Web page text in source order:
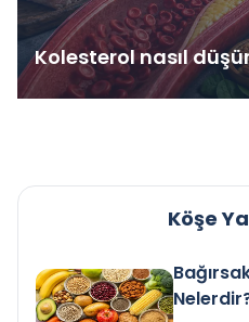
Kolesterol nasıl
Köşe